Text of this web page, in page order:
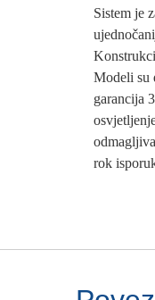
Sistem je
Modeli su
garancija
rok